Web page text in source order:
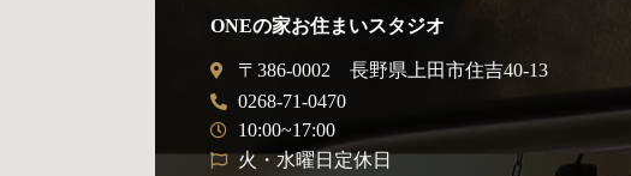
ONEの家お住まいスタジオ
〒386-0002 長野県上田市住吉40-13
0268-71-0470
10:00~17:00
火・水曜日定休日